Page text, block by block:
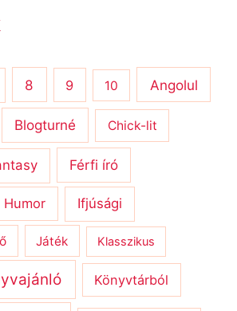
8 9 10 Angolul
Blogturné Chick-lit
Férfi író
Humor Ifjúsági
Játék Klasszikus
Könyvtárból